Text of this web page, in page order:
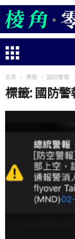
主頁 標籤 國防警報
標籤: 國防警